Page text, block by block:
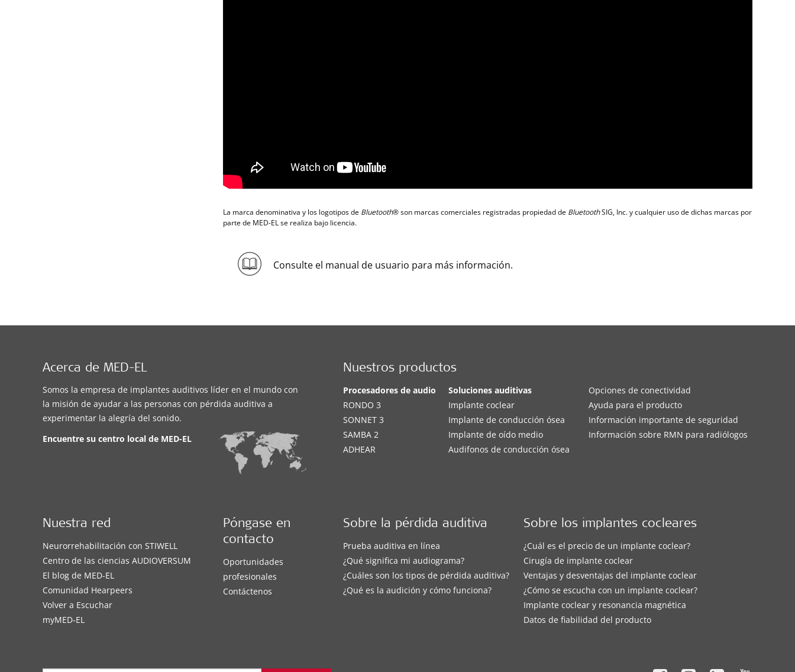
La marca denominativa y los logotipos de Bluetooth® son marcas comerciales registradas propiedad de BluetoothSIG, Inc. y cualquier uso de dichas marcas por
parte de MED-EL se realiza bajo licencia.
Consulte el manual de usuario para más información.
Acerca de MED-EL
Somos la empresa de implantes auditivos líder en el mundo con
la misión de ayudar a las personas con pérdida auditiva a
experimentar la alegría del sonido.
Encuentre su centro local de MED-EL
Nuestros productos
Procesadores de audio
RONDO 3
SONNET 3
SAMBA 2
ADHEAR
Soluciones auditivas
Implante coclear
Implante de conducción ósea
Implante de oído medio
Audifonos de conducción ósea
Opciones de conectividad
Ayuda para el producto
Información importante de seguridad
Información sobre RMN para radiólogos
Sobre la pérdida auditiva
Prueba auditiva en línea
¿Qué significa mi audiograma?
¿Cuáles son los tipos de pérdida auditiva?
¿Qué es la audición y cómo funciona?
Sobre los implantes cocleares
¿Cuál es el precio de un implante coclear?
Cirugía de implante coclear
Ventajas y desventajas del implante coclear
¿Cómo se escucha con un implante coclear?
Implante coclear y resonancia magnética
Datos de fiabilidad del producto
Nuestra red
Neurorrehabilitación con STIWELL
Centro de las ciencias AUDIOVERSUM
El blog de MED-EL
Comunidad Hearpeers
Volver a Escuchar
myMED‑EL
Póngase en
contacto
Oportunidades
profesionales
Contáctenos